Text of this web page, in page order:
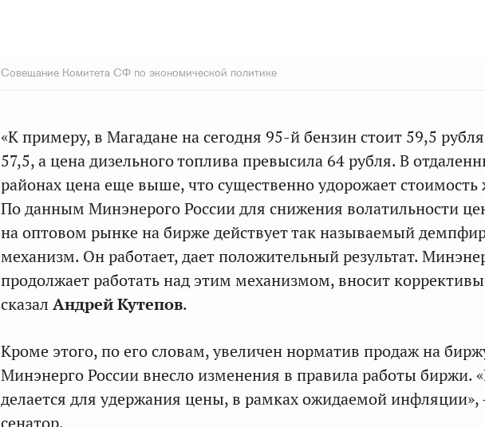
Совещание Комитета СФ по экономической политике
«К примеру, в Магадане на сегодня 95-й бензин стоит 59,5
57,5, а цена дизельного топлива превысила 64 рубля. В
районах цена еще выше, что существенно удорожает стоимость
По данным Минэнерого России для снижения волатильности
на оптовом рынке на бирже действует так называемый
механизм. Он работает, дает положительный результат.
продолжает работать над этим механизмом, вносит
сказал Андрей Кутепов.
Кроме этого, по его словам, увеличен норматив продаж на
Минэнерго России внесло изменения в правила работы биржи.
делается для удержания цены, в рамках ожидаемой инфляции»,